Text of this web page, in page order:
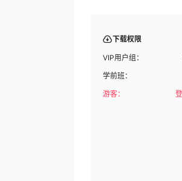
下载权限
VIP用户组：
学前班：
游客：